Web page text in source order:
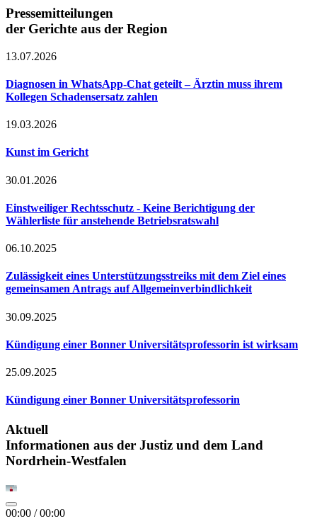
Pressemitteilungen
der Gerichte aus der Region
13.07.2026
Diagnosen in WhatsApp-Chat geteilt – Ärztin muss ihrem
Kollegen Schadensersatz zahlen
19.03.2026
Kunst im Gericht
30.01.2026
Einstweiliger Rechtsschutz - Keine Berichtigung der
Wählerliste für anstehende Betriebsratswahl
06.10.2025
Zulässigkeit eines Unterstützungsstreiks mit dem Ziel eines
gemeinsamen Antrags auf Allgemeinverbindlichkeit
30.09.2025
Kündigung einer Bonner Universitätsprofessorin ist wirksam
25.09.2025
Kündigung einer Bonner Universitätsprofessorin
Aktuell
Informationen aus der Justiz und dem Land
Nordrhein-Westfalen
00:00 /00:00